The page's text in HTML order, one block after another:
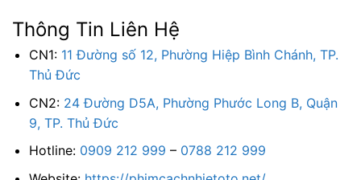
Thông Tin Liên Hệ
CN1: 11 Đường số 12, Phường Hiệp Bình Chánh, TP.
Thủ Đức
CN2: 24 Đường D5A, Phường Phước Long B, Quận
9, TP. Thủ Đức
Hotline: 0909 212 999 – 0788 212 999